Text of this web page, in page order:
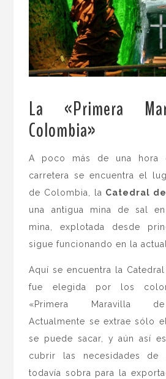
La «Primera
Colombia»
A poco más de una hora
carretera se encuentra el
de Colombia, la Catedral
una antigua mina de sal
mina, explotada desde
sigue funcionando en la
Aquí se encuentra la
fue elegida por los
«Primera Maravilla
Actualmente se extrae sólo
se puede sacar, y aún así
cubrir las necesidades
todavía sobra para la